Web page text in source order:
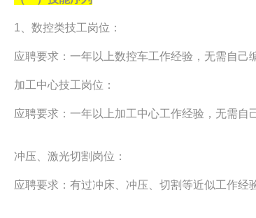
1、数控类技工岗位：
应聘要求：一年以上数控车工作经验，无需自己
加工中心技工岗位：
应聘要求：一年以上加工中心工作经验，无需自
冲压、激光切割岗位：
应聘要求：有过冲床、冲压、切割等近似工作经